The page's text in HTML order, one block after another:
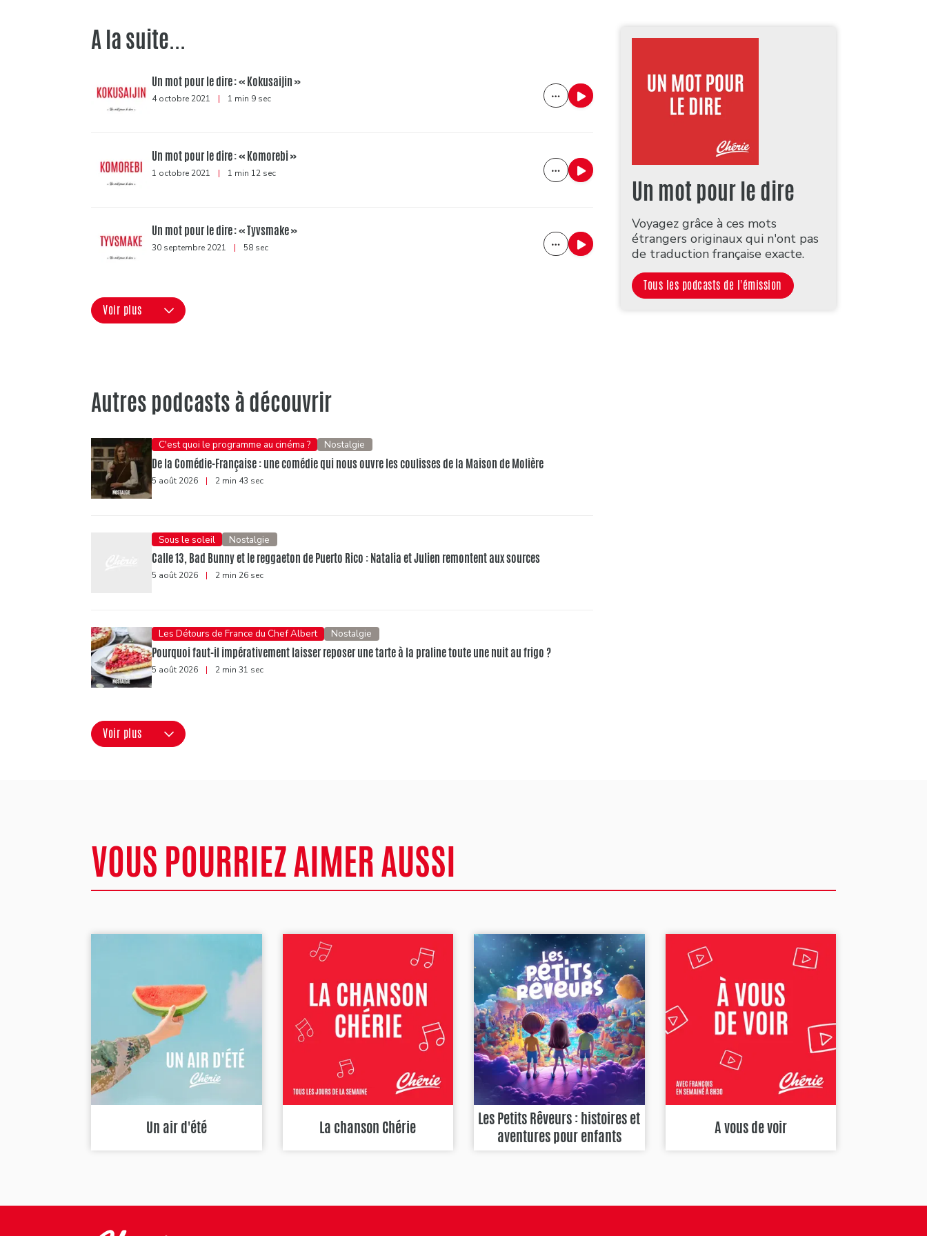
A la suite...
Un mot pour le dire : « Kokusaijin »
4 octobre 2021 | 1 min 9 sec
Un mot pour le dire : « Komorebi »
1 octobre 2021 | 1 min 12 sec
Un mot pour le dire : « Tyvsmake »
30 septembre 2021 | 58 sec
Voir plus
Un mot pour le dire
Voyagez grâce à ces mots
étrangers originaux qui n'ont pas
de traduction française exacte.
Tous les podcasts de l'émission
Autres podcasts à découvrir
C'est quoi le programme au cinéma ? Nostalgie
De la Comédie-Française : une comédie qui nous ouvre les coulisses de la Maison de Molière
5 août 2026 | 2 min 43 sec
Sous le soleil Nostalgie
Calle 13, Bad Bunny et le reggaeton de Puerto Rico : Natalia et Julien remontent aux sources
5 août 2026 | 2 min 26 sec
Les Détours de France du Chef Albert Nostalgie
Pourquoi faut-il impérativement laisser reposer une tarte à la praline toute une nuit au frigo ?
5 août 2026 | 2 min 31 sec
Voir plus
VOUS POURRIEZ AIMER AUSSI
Un air d'été La chanson Chérie
Les Petits Rêveurs : histoires et
aventures pour enfants
A vous de voir